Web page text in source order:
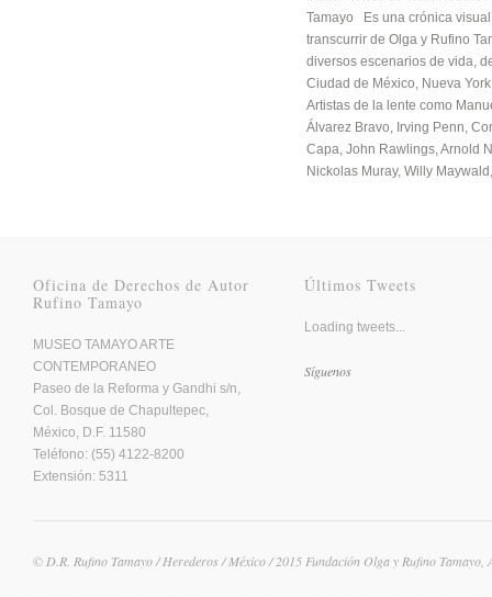
Tamayo Es una crónica
transcurrir de Olga y Rufino
diversos escenarios de vida,
Ciudad de México, Nueva
Artistas de la lente como
Álvarez Bravo, Irving Penn,
Capa, John Rawlings, Arnold
Nickolas Muray, Willy
Oficina de Derechos de Autor
Rufino Tamayo
MUSEO TAMAYO ARTE
CONTEMPORANEO
Paseo de la Reforma y Gandhi s/n,
Col. Bosque de Chapultepec,
México, D.F. 11580
Teléfono: (55) 4122-8200
Extensión: 5311
Últimos Tweets
Loading tweets...
Síguenos
© D.R. Rufino Tamayo / Herederos / México / 2015 Fundación Olga y Rufino Tamayo,